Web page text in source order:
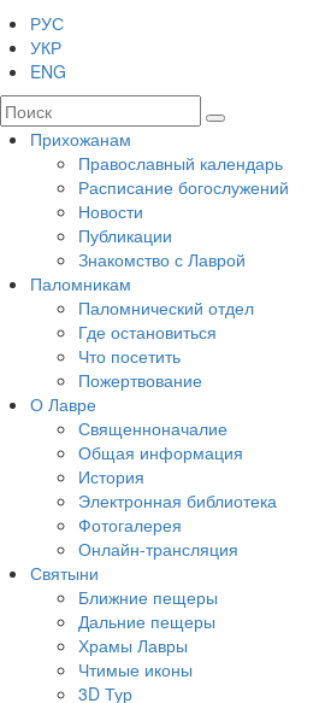
РУС
УКР
ENG
Прихожанам
Православный календарь
Расписание богослужений
Новости
Публикации
Знакомство с Лаврой
Паломникам
Паломнический отдел
Где остановиться
Что посетить
Пожертвование
О Лавре
Священноначалие
Общая информация
История
Электронная библиотека
Фотогалерея
Онлайн-трансляция
Святыни
Ближние пещеры
Дальние пещеры
Храмы Лавры
Чтимые иконы
3D Тур